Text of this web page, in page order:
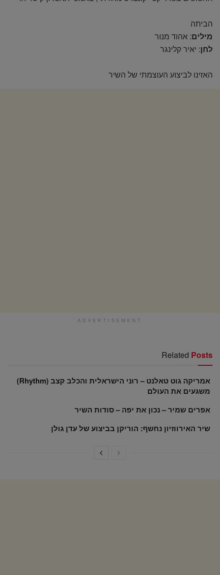
הביתה
מילים: אהוד מנור
לחן: יאיר קלינגר
האזינו לביצוע העוצמתי של השיר
ADVERTISEMENT
Related Posts
אמריקה גוט טאלנט – רוני הישראלית והכלב קצב (Rhythm)
משגעים את העולם
אפרים שמיר – נכון את יפה – סודות השיר
שיר האירווזיון נחשף: הוריקן בביצוע של עדן גולן